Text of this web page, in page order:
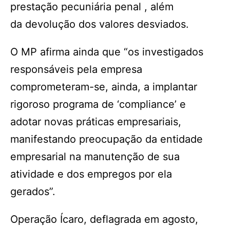
prestação pecuniária penal , além
da devolução dos valores desviados.
O MP afirma ainda que “os investigados
responsáveis pela empresa
comprometeram-se, ainda, a implantar
rigoroso programa de ‘compliance’ e
adotar novas práticas empresariais,
manifestando preocupação da entidade
empresarial na manutenção de sua
atividade e dos empregos por ela
gerados”.
Operação Ícaro, deflagrada em agosto,